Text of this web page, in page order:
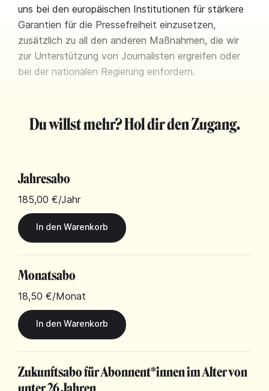
uns bei den europäischen Institutionen für stärkere
Garantien für die Pressefreiheit einzusetzen,
zusätzlich zu all den anderen Maßnahmen, die wir
zur Unterstützung von Journalisten ergreifen oder
bei der nationalen Regierung einfordern.
Du willst mehr? Hol dir den Zugang.
Jahresabo
185,00 €/Jahr
Monatsabo
18,50 €/Monat
Zukunftsabo für Abonnent*innen im Alter von